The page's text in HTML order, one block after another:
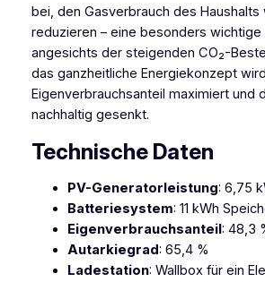
bei, den Gasverbrauch des Haushalts
reduzieren – eine besonders wichtige
angesichts der steigenden CO₂-
das ganzheitliche Energiekonzept
Eigenverbrauchsanteil maximiert und
nachhaltig gesenkt.
Technische Daten
PV-Generatorleistung: 6,75
Batteriesystem: 11 kWh
Eigenverbrauchsanteil: 48,3
Autarkiegrad: 65,4 %
Ladestation: Wallbox für ein